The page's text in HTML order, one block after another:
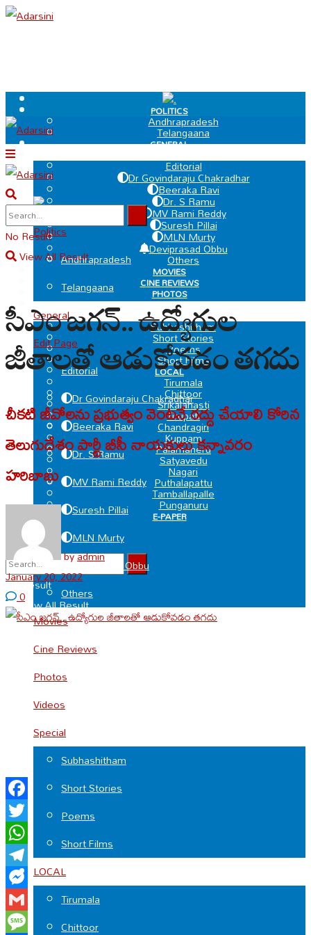
.
POLITICS
Andhrapradesh
Telangaana
GENERAL
Editorial
Dr Govindaraju Chakradhar
Beeraka Ravi
Dr. S Ramu
MV Rami Reddy
Suresh Pillai
MLN Murty
Deviprasad Obbu
Others
MOVIES
CINE REVIEWS
PHOTOS
VIDEOS
SPECIAL
Subhashitham
Short Stories
Poems
Short Films
LOCAL
Tirumala
Chittoor
Srikalahasti
Tirupati
Chandragiri
Kuppam
Palamaneru
Satyavedu
Nagari
Puthalapattu
Tamballapalle
Punganuru
E-PAPER
No Result
View All Result
.
Politics
Andhrapradesh
Telangaana
General
Edit Page
Editorial
Dr Govindaraju Chakradhar
Beeraka Ravi
Dr. S Ramu
MV Rami Reddy
Suresh Pillai
MLN Murty
Deviprasad Obbu
Others
Movies
Cine Reviews
Photos
Videos
Special
Subhashitham
Short Stories
Poems
Short Films
LOCAL
Tirumala
Chittoor
No Result
View All Result
సీఎం జగన్.. ఉద్యోగుల
జీతాలతో ఆడుకోవడం తగదు
చీకటి జీవోలను ప్రభుత్వం వెంటనే రద్దు చేయాలి కోరిన
తెలుగుదేశం పార్టీ బీసీ నాయకులు కన్నావరం
హరిబాబు
byadmin
January 20, 2022
0
Facebook
Twitter
WhatsApp
Telegram
Messenger
Gmail